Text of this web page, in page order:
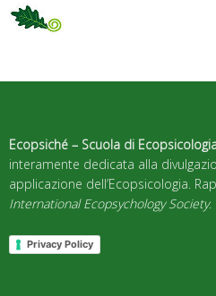
Ecopsiché – Scuola di
interamente dedicata alla
applicazione dell’Ecopsicologia.
International Ecopsychology Society.
Privacy Policy